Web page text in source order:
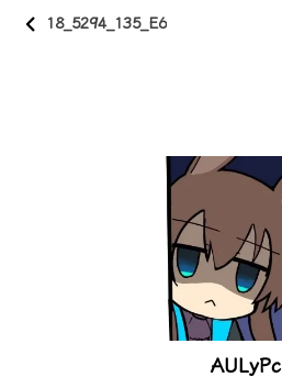
AULyPc
18_5294_135_E6